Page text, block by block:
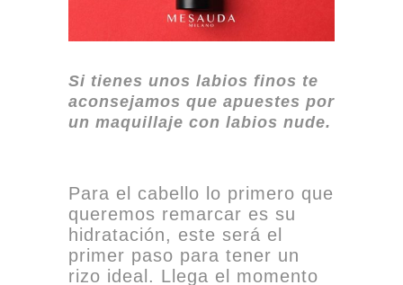
Si tienes unos labios finos te
aconsejamos que apuestes por
un maquillaje con labios nude.
Para el cabello lo primero que
queremos remarcar es su
hidratación, este será el
primer paso para tener un
rizo ideal. Llega el momento